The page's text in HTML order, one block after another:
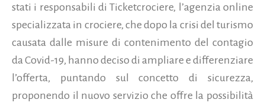
stati i responsabili di Ticketcrociere, l’agenzia online
specializzata in crociere, che dopo la crisi del turismo
causata dalle misure di contenimento del contagio
da Covid-19, hanno deciso di ampliare e differenziare
l’offerta, puntando sul concetto di sicurezza,
proponendo il nuovo servizio che offre la possibilità